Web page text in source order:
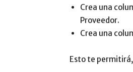
Crea una
Proveedor.
Crea una
Esto te